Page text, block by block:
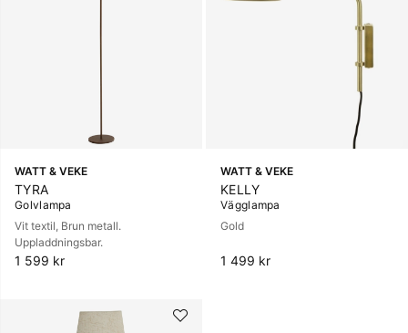
WATT & VEKE
TYRA
Golvlampa
Vit textil, Brun metall.
Uppladdningsbar.
1 599 kr
WATT & VEKE
KELLY
Vägglampa
Gold
1 499 kr